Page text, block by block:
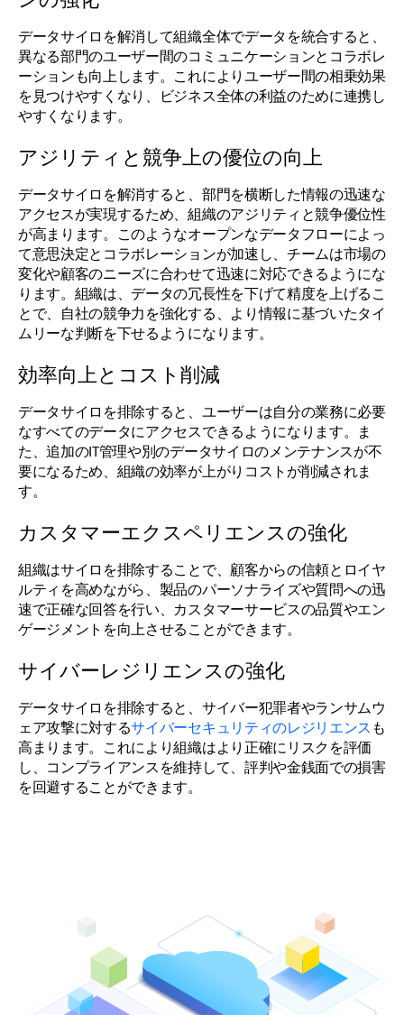
データサイロを解消して組織全体でデータを統合すると、
異なる部門のユーザー間のコミュニケーションとコラボレ
ーションも向上します。これによりユーザー間の相乗効果
を見つけやすくなり、ビジネス全体の利益のために連携し
やすくなります。
アジリティと競争上の優位の向上
データサイロを解消すると、部門を横断した情報の迅速な
アクセスが実現するため、組織のアジリティと競争優位性
が高まります。このようなオープンなデータフローによっ
て意思決定とコラボレーションが加速し、チームは市場の
変化や顧客のニーズに合わせて迅速に対応できるようにな
ります。組織は、データの冗長性を下げて精度を上げるこ
とで、自社の競争力を強化する、より情報に基づいたタイ
ムリーな判断を下せるようになります。
効率向上とコスト削減
データサイロを排除すると、ユーザーは自分の業務に必要
なすべてのデータにアクセスできるようになります。ま
た、追加のIT管理や別のデータサイロのメンテナンスが不
要になるため、組織の効率が上がりコストが削減されま
す。
カスタマーエクスペリエンスの強化
組織はサイロを排除することで、顧客からの信頼とロイヤ
ルティを高めながら、製品のパーソナライズや質問への迅
速で正確な回答を行い、カスタマーサービスの品質やエン
ゲージメントを向上させることができます。
サイバーレジリエンスの強化
データサイロを排除すると、サイバー犯罪者やランサムウ
ェア攻撃に対するサイバーセキュリティのレジリエンス も
高まります。これにより組織はより正確にリスクを評価
し、コンプライアンスを維持して、評判や金銭面での損害
を回避することができます。